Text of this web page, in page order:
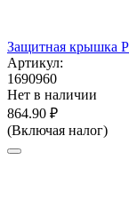
Защитная крышка
Артикул:
1690960
Нет в наличии
864.90 ₽
(Включая налог)